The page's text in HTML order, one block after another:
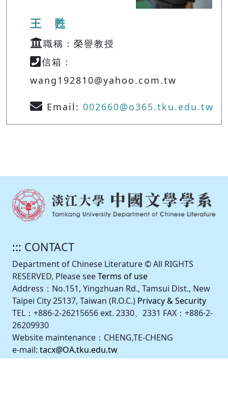
王 甦
職稱：榮譽教授
信箱：
wang192810@yahoo.com.tw
Email: 002660@o365.tku.edu.tw
::: CONTACT
Department of Chinese Literature © All RIGHTS
RESERVED, Please seeTerms of use
Address：No.151, Yingzhuan Rd., Tamsui Dist., New
Taipei City 25137, Taiwan (R.O.C.) Privacy & Security
TEL：+886-2-26215656 ext. 2330、2331 FAX：+886-2-
26209930
Website maintenance：CHENG,TE-CHENG
e-mail: tacx@OA.tku.edu.tw
Design by iweb2.0.